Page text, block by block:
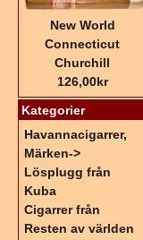
New World
Connecticut
Churchill
126,00kr
Kategorier
Havannacigarrer,
Märken->
Lösplugg från
Kuba
Cigarrer från
Resten av världen